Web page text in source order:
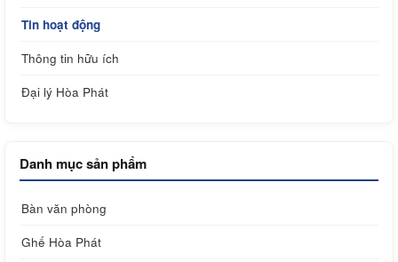
Tin hoạt động
Thông tin hữu ích
Đại lý Hòa Phát
Danh mục sản phẩm
Bàn văn phòng
Ghế Hòa Phát